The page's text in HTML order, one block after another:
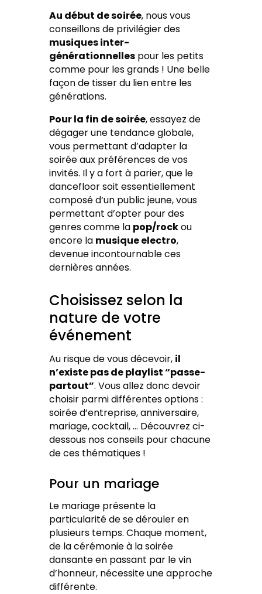
Au début de soirée, nous vous
conseillons de privilégier des
musiques inter-
générationnelles pour les petits
comme pour les grands ! Une belle
façon de tisser du lien entre les
générations.
Pour la fin de soirée, essayez de
dégager une tendance globale,
vous permettant d’adapter la
soirée aux préférences de vos
invités. Il y a fort à parier, que le
dancefloor soit essentiellement
composé d’un public jeune, vous
permettant d’opter pour des
genres comme la pop/rockou
encore la musique electro,
devenue incontournable ces
dernières années.
Choisissez selon la
nature de votre
événement
Au risque de vous décevoir, il
n’existe pas de playlist “passe-
partout”. Vous allez donc devoir
choisir parmi différentes options :
soirée d’entreprise, anniversaire,
mariage, cocktail, … Découvrez ci-
dessous nos conseils pour chacune
de ces thématiques !
Pour un mariage
Le mariage présente la
particularité de se dérouler en
plusieurs temps. Chaque moment,
de la cérémonie à la soirée
dansante en passant par le vin
d’honneur, nécessite une approche
différente.